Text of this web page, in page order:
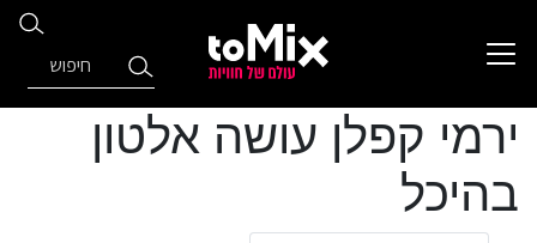
ירמי קפלן עושה אלטון
בהיכל